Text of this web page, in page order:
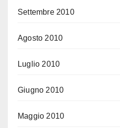
Settembre 2010
Agosto 2010
Luglio 2010
Giugno 2010
Maggio 2010